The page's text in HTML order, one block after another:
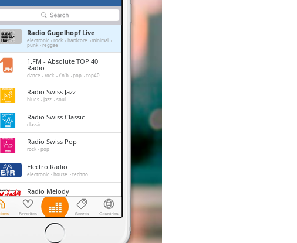
Radio Gugelhopf Live
electronic rock hardcore minimal
punk reggae
1.FM - Absolute TOP 40
Radio
dance rock r'n'b pop top40
Radio Swiss Jazz
blues jazz soul
Radio Swiss Classic
classic
Radio Swiss Pop
rock pop
Electro Radio
electronic house techno
Radio Melody
pop folk oldies hits
SRF 3 Radio
pop talk
Energy Zürich